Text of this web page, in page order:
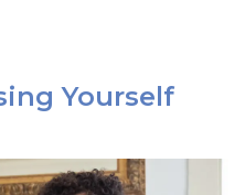
Yourself